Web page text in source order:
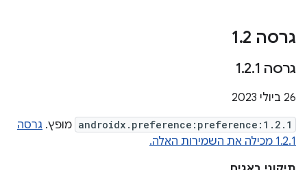
גרסה 1 .2
גרסה 1 .2.1
26 ביולי 2023
androidx.preference:preference:1.2.1 מופץ. גרסה
1.2.1 מכילה את השמירות האלה.